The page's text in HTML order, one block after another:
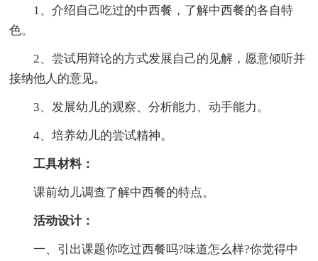
1、介绍自己吃过的中西餐，了解中西餐的各自特
色。
2、尝试用辩论的方式发展自己的见解，愿意倾听并
接纳他人的意见。
3、发展幼儿的观察、分析能力、动手能力。
4、培养幼儿的尝试精神。
工具材料：
课前幼儿调查了解中西餐的特点。
活动设计：
一、引出课题你吃过西餐吗?味道怎么样?你觉得中